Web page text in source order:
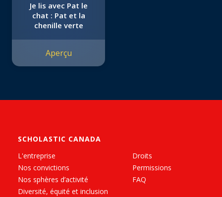
Je lis avec Pat le
chat : Pat et la
chenille verte
Aperçu
SCHOLASTIC CANADA
L'entreprise
Nos convictions
Nos sphères d’activité
Diversité, équité et inclusion
Droits
Permissions
FAQ